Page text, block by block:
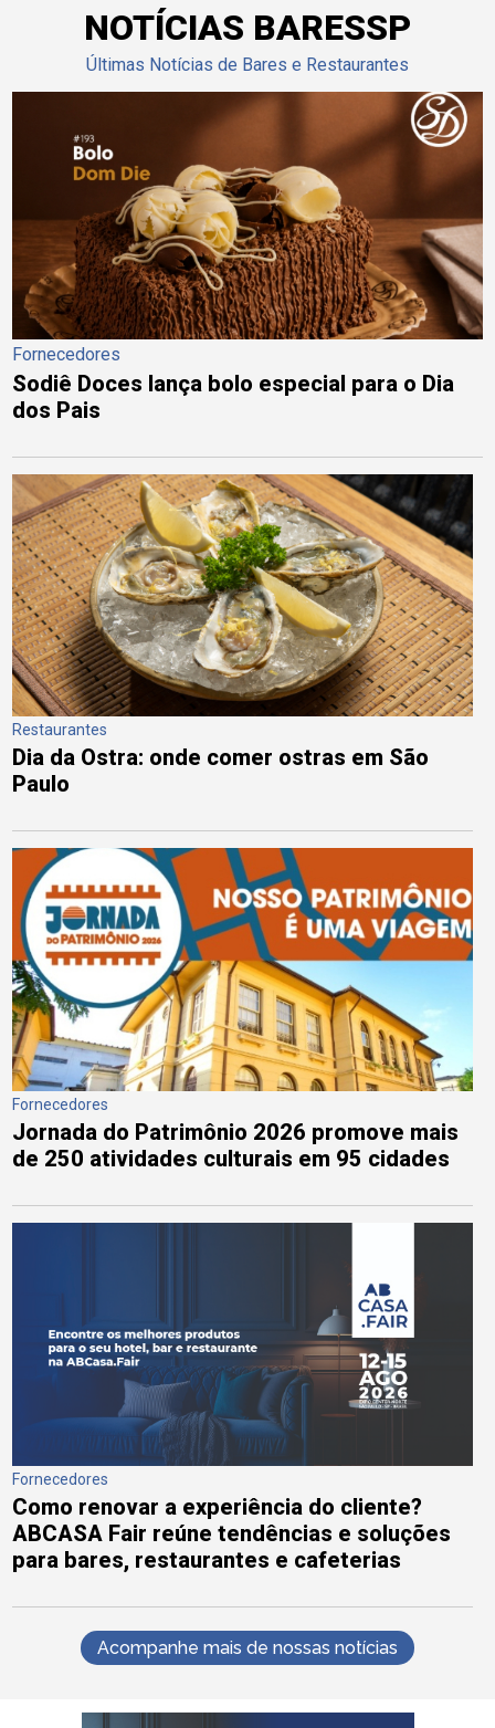
NOTÍCIAS BARESSP
Últimas Notícias de Bares e Restaurantes
Fornecedores
Sodiê Doces lança bolo especial para o Dia
dos Pais
Restaurantes
Dia da Ostra: onde comer ostras em São
Paulo
Fornecedores
Jornada do Patrimônio 2026 promove mais
de 250 atividades culturais em 95 cidades
Fornecedores
Como renovar a experiência do cliente?
ABCASA Fair reúne tendências e soluções
para bares, restaurantes e cafeterias
Acompanhe mais de nossas notícias